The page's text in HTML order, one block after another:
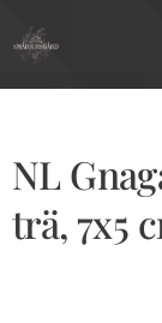
NL
trä, 7x5